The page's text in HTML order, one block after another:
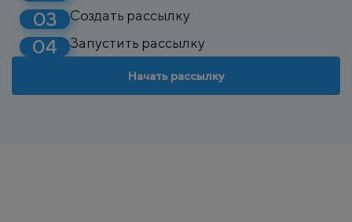
Создать рассылку
Запустить рассылку
Начать рассылку